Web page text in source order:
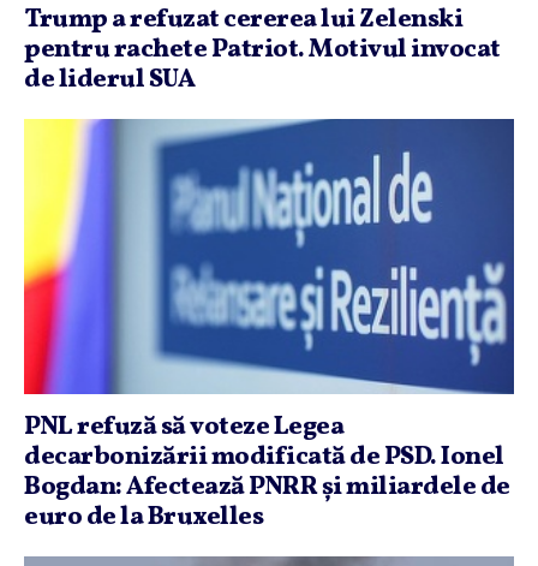
Trump a refuzat cererea lui Zelenski
pentru rachete Patriot. Motivul invocat
de liderul SUA
PNL refuză să voteze Legea
decarbonizării modificată de PSD. Ionel
Bogdan: Afectează PNRR şi miliardele de
euro de la Bruxelles